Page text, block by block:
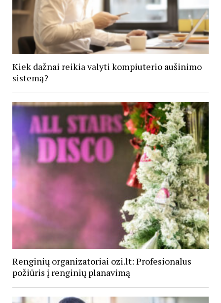
Kiek dažnai reikia valyti kompiuterio aušinimo
sistemą?
Renginių organizatoriai ozi.lt: Profesionalus
požiūris į renginių planavimą